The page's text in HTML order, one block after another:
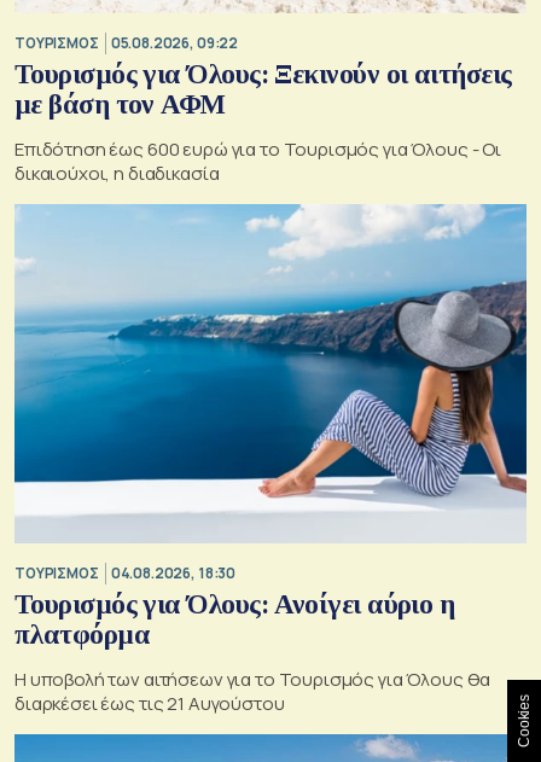
ΤΟΥΡΙΣΜΟΣ 05.08.2026, 09:22
Τουρισμός για Όλους: Ξεκινούν οι αιτήσεις
με βάση τον ΑΦΜ
Επιδότηση έως 600 ευρώ για το Τουρισμός για Όλους - Οι
δικαιούχοι, η διαδικασία
ΤΟΥΡΙΣΜΟΣ 04.08.2026, 18:30
Τουρισμός για Όλους: Ανοίγει αύριο η
πλατφόρμα
Η υποβολή των αιτήσεων για το Τουρισμός για Όλους θα
διαρκέσει έως τις 21 Αυγούστου
Cookies